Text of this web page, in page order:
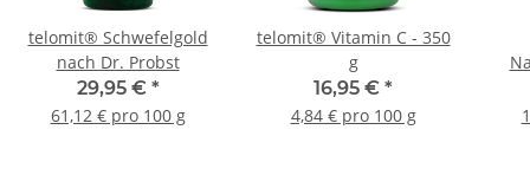
telomit® Schwefelgold
nach Dr. Probst
29,95 € *
61,12 € pro 100 g
telomit® Vitamin C - 350
g
16,95 € *
4,84 € pro 100 g